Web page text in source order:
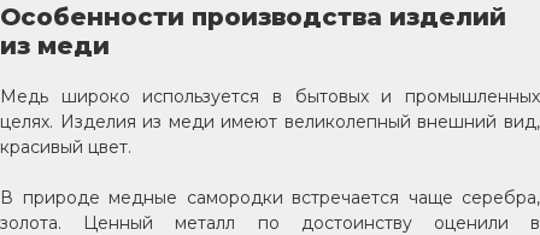
Особенности производства изделий
из меди
Медь широко используется в бытовых и промышленных
целях. Изделия из меди имеют великолепный внешний вид,
красивый цвет.
В природе медные самородки встречается чаще серебра,
золота. Ценный металл по достоинству оценили в